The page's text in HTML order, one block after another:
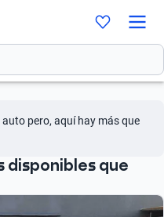
auto pero, aquí hay más que
disponibles que